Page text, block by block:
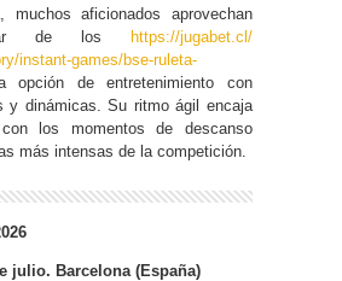
muchos aficionados aprovechan
de los
https://jugabet.cl/
instant-games/bse-ruleta-
opción de entretenimiento con
y dinámicas. Su ritmo ágil encaja
con los momentos de descanso
más intensas de la competición.
julio. Barcelona (España)